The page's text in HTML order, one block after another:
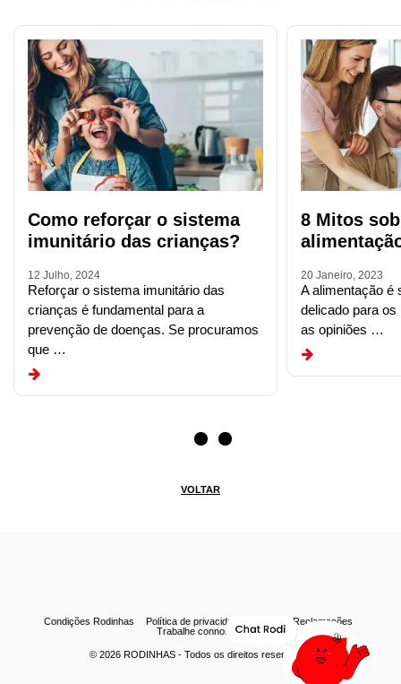
Como reforçar o sistema
imunitário das crianças?
12 Julho, 2024
Reforçar o sistema imunitário das
crianças é fundamental para a
prevenção de doenças. Se procuramos
que …
8 Mitos
20 Janeiro, 2023
A alimentação é
delicado para
as opiniões …
VOLTAR
© 2026 RODINHAS - Todos os direitos reservados
Condições Rodinhas Política de privacidade
Livro de Reclamações
Trabalhe connosco